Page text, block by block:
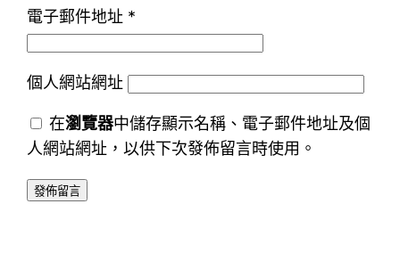
電子郵件地址 *
個人網站網址
在瀏覽器中儲存顯示名稱、電子郵件地址及個
人網站網址，以供下次發佈留言時使用。